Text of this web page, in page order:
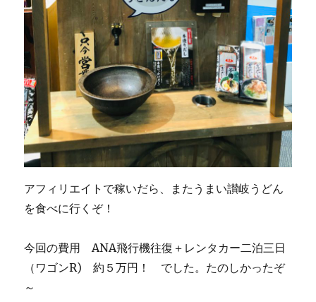
アフィリエイトで稼いだら、またうまい讃岐うどん
を食べに行くぞ！
今回の費用 ANA飛行機往復＋レンタカー二泊三日
（ワゴンR) 約５万円！ でした。たのしかったぞ
～